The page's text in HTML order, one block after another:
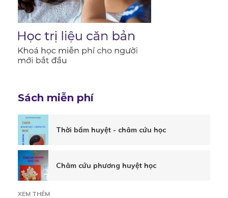
ít
được
biết
về
đau
nhức
Sách miễn phí
Thời bấm huyệt - châm cứu học
Châm cứu phương huyệt học
XEM THÊM